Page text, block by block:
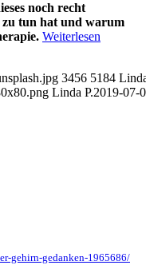
noch recht
zu tun hat und warum
Weiterlesen
3456 5184
Linda P.2019-07-
gehirn-gedanken-1965686/